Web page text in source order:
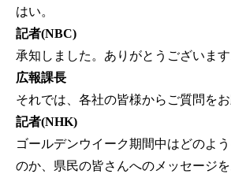
はい。
記者(NBC)
承知しました。ありがとうございます
広報課長
それでは、各社の皆様からご質問をお
記者(NHK)
ゴールデンウイーク期間中はどのよ
のか、県民の皆さんへのメッセージを